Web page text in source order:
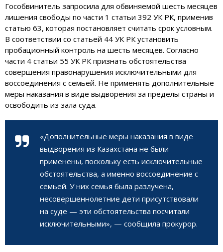
Гособвинитель запросила для обвиняемой шесть месяцев
лишения свободы по части 1 статьи 392 УК РК, применив
статью 63, которая постановляет считать срок условным.
В соответствии со статьей 44 УК РК установить
пробационный контроль на шесть месяцев. Согласно
части 4 статьи 55 УК РК признать обстоятельства
совершения правонарушения исключительными для
воссоединения с семьей. Не применять дополнительные
меры наказания в виде выдворения за пределы страны и
освободить из зала суда.
«Дополнительные меры наказания в виде
выдворения из Казахстана не были
применены, поскольку есть исключительные
обстоятельства, а именно воссоединение с
семьей. У них семья была разлучена,
несовершеннолетние дети присутствовали
на суде — эти обстоятельства посчитали
исключительными», — сообщила прокурор.